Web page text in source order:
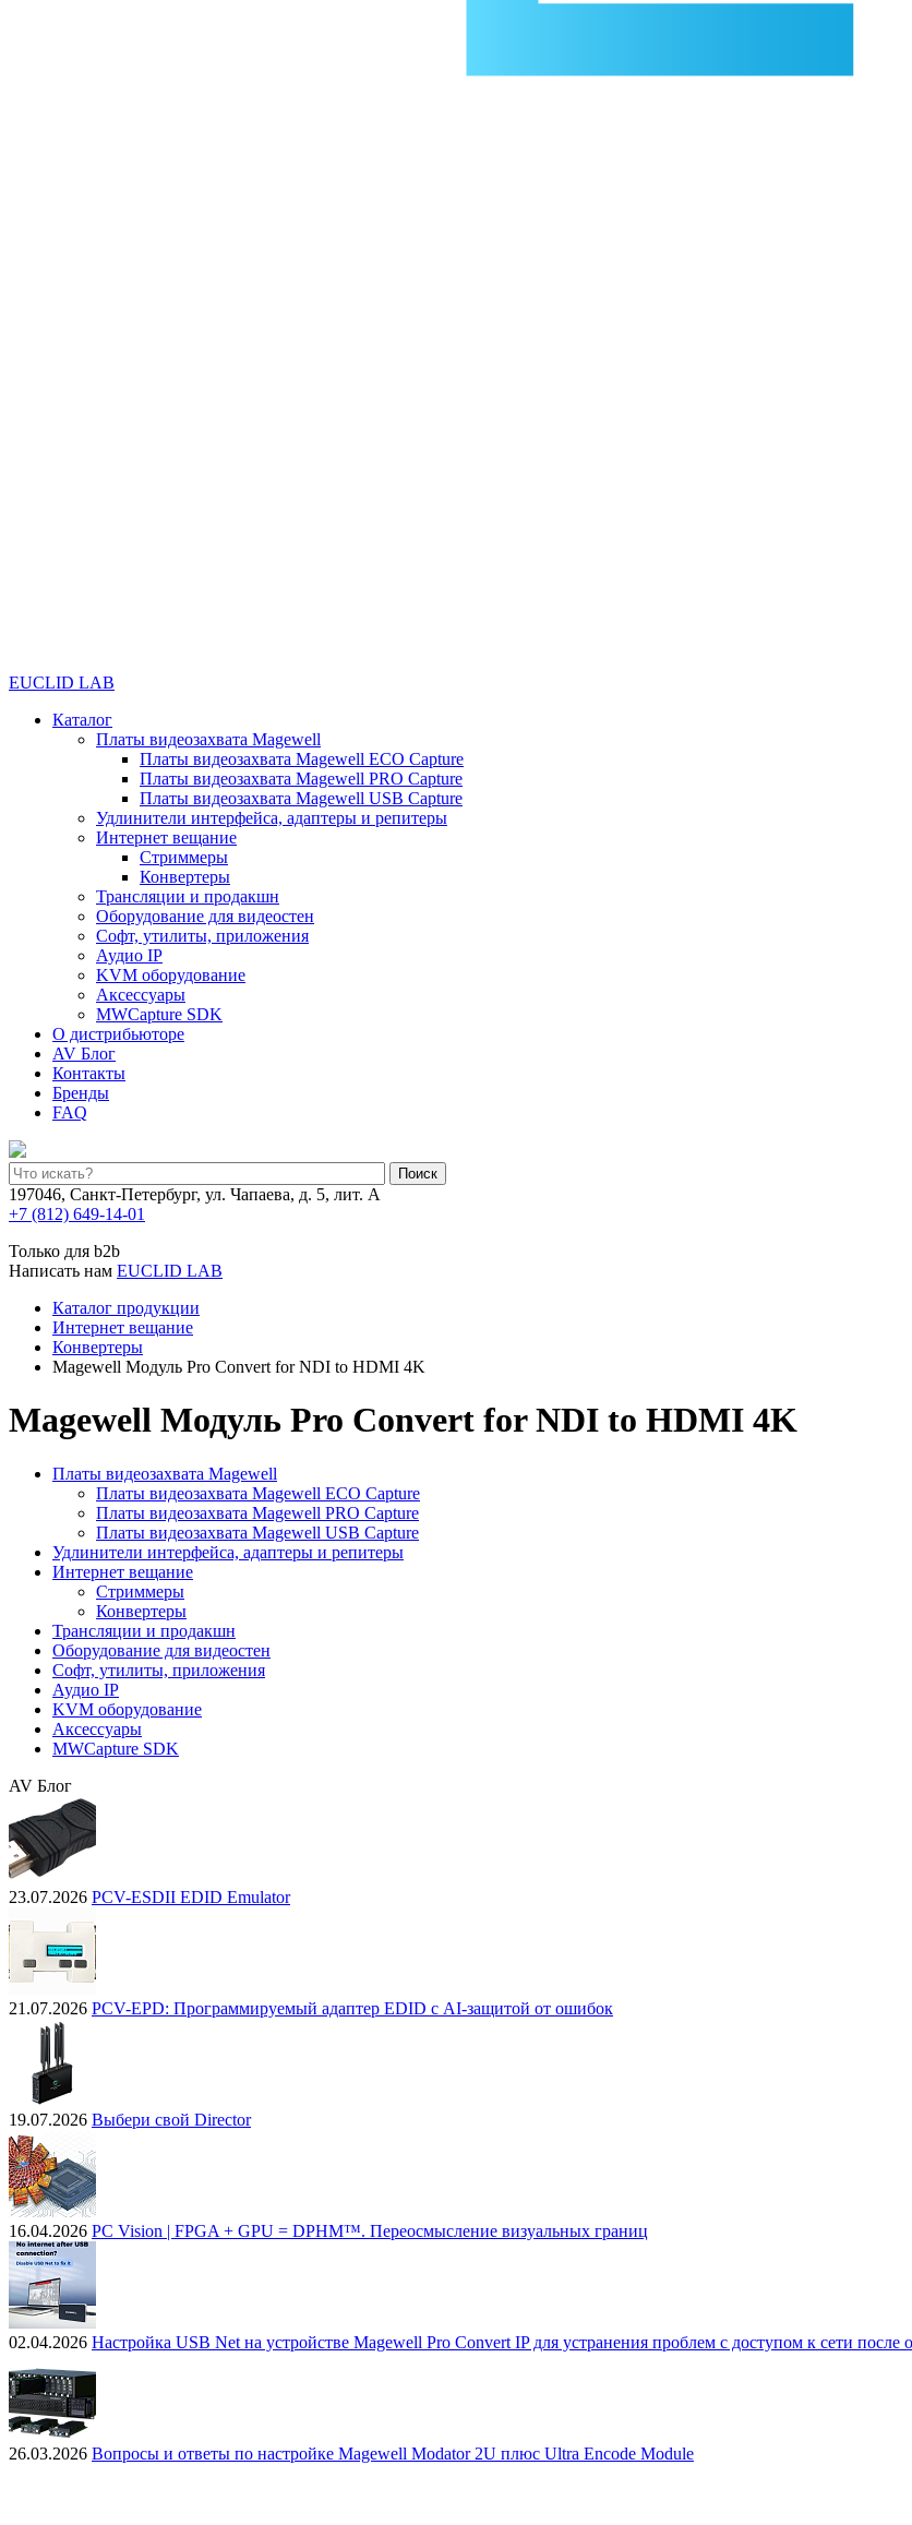
EUCLID LAB
Каталог
Платы видеозахвата Magewell
Платы видеозахвата Magewell ECO Capture
Платы видеозахвата Magewell PRO Capture
Платы видеозахвата Magewell USB Capture
Удлинители интерфейса, адаптеры и репитеры
Интернет вещание
Стриммеры
Конвертеры
Трансляции и продакшн
Оборудование для видеостен
Софт, утилиты, приложения
Аудио IP
KVM оборудование
Аксессуары
MWCapture SDK
О дистрибьюторе
AV Блог
Контакты
Бренды
FAQ
Поиск
197046, Санкт-Петербург, ул. Чапаева, д. 5, лит. А
+7 (812) 649-14-01
Только для b2b
Написать нам EUCLID LAB
Каталог продукции
Интернет вещание
Конвертеры
Magewell Модуль Pro Convert for NDI to HDMI 4K
Magewell Модуль Pro Convert for NDI to HDMI 4K
Платы видеозахвата Magewell
Платы видеозахвата Magewell ECO Capture
Платы видеозахвата Magewell PRO Capture
Платы видеозахвата Magewell USB Capture
Удлинители интерфейса, адаптеры и репитеры
Интернет вещание
Стриммеры
Конвертеры
Трансляции и продакшн
Оборудование для видеостен
Софт, утилиты, приложения
Аудио IP
KVM оборудование
Аксессуары
MWCapture SDK
AV Блог
23.07.2026 PCV-ESDII EDID Emulator
21.07.2026 PCV-EPD: Программируемый адаптер EDID с AI-защитой от ошибок
19.07.2026 Выбери свой Director
16.04.2026 PC Vision | FPGA + GPU = DPHM™. Переосмысление визуальных границ
02.04.2026 Настройка USB Net на устройстве Magewell Pro Convert IP для устранения проблем с доступом к сети после
26.03.2026 Вопросы и ответы по настройке Magewell Modator 2U плюс Ultra Encode Module